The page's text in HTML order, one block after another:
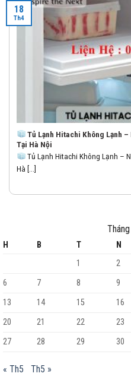
Tủ Lạnh Hitachi Không Lạnh –
Tại Hà Nội
Tủ Lạnh Hitachi Không Lạnh –
Hà [...]
18
Th4
H B T N
1
2
6
7 8 9
13
14 15 16
20
21 22 23
27
28 29 30
« Th5 Th5 »